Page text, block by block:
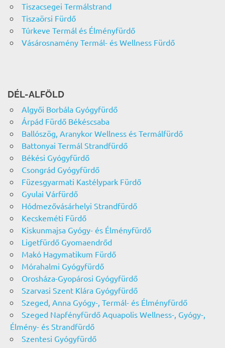
Tiszacsegei Termálstrand
Tiszaörsi Fürdő
Túrkeve Termál és Élményfürdő
Vásárosnamény Termál- és Wellness Fürdő
DÉL-ALFÖLD
Algyői Borbála Gyógyfürdő
Árpád Fürdő Békéscsaba
Ballószög, Aranykor Wellness és Termálfürdő
Battonyai Termál Strandfürdő
Békési Gyógyfürdő
Csongrád Gyógyfürdő
Füzesgyarmati Kastélypark Fürdő
Gyulai Várfürdő
Hódmezővásárhelyi Strandfürdő
Kecskeméti Fürdő
Kiskunmajsa Gyógy- és Élményfürdő
Ligetfürdő Gyomaendrőd
Makó Hagymatikum Fürdő
Mórahalmi Gyógyfürdő
Orosháza-Gyopárosi Gyógyfürdő
Szarvasi Szent Klára Gyógyfürdő
Szeged, Anna Gyógy-, Termál- és Élményfürdő
Szeged Napfényfürdő Aquapolis Wellness-, Gyógy-,
Élmény- és Strandfürdő
Szentesi Gyógyfürdő